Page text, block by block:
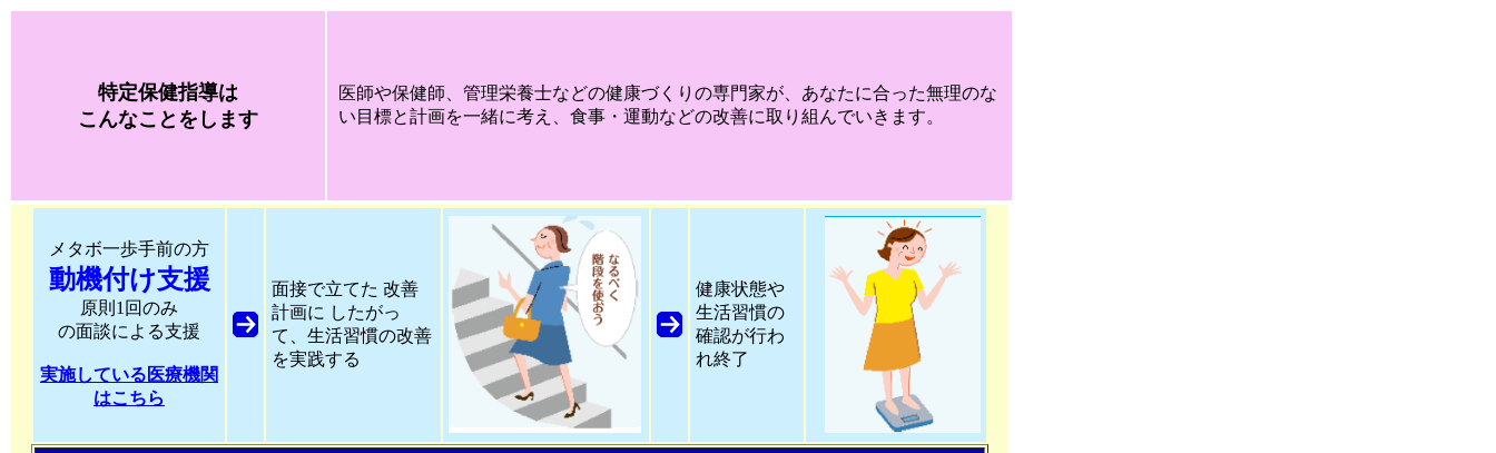
特定保健指導は
こんなことをします
医師や保健師、管理栄養士などの健康づくりの専門家が、あなたに合った無理のな
い目標と計画を一緒に考え、食事・運動などの改善に取り組んでいきます。
メタボ一歩手前の方
動機付け支援
原則1回のみ
の面談による支援
実施している医療機関
はこちら
面接で立てた 改善
計画に したがっ
て、生活習慣の改善
を実践する
健康状態や
生活習慣の
確認が行わ
れ終了